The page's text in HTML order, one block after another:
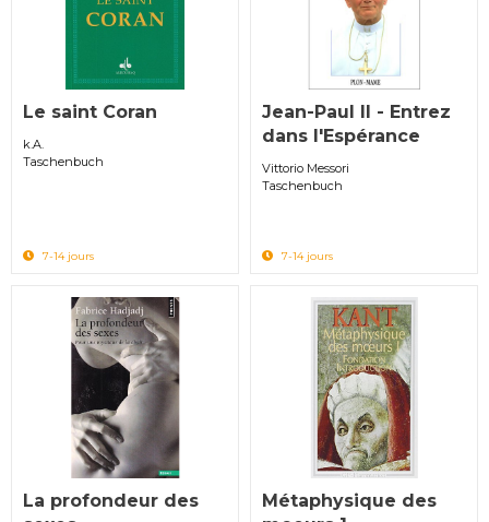
Le saint Coran
k.A.
Taschenbuch
7-14 jours
Jean-Paul II - Entrez
dans l'Espérance
Vittorio Messori
Taschenbuch
7-14 jours
La profondeur des
Métaphysique des